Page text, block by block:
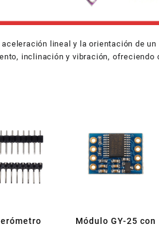
lineal y la orientación de
inclinación y vibración,
Módulo GY-25 con